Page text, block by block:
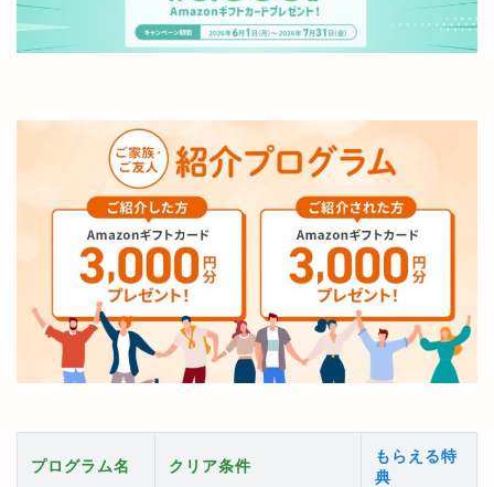
プログラム名 クリア条件
もらえる特
典